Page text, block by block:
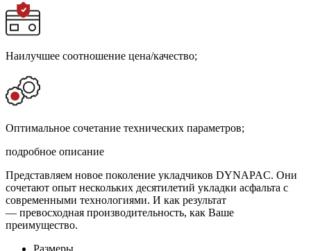
Наилучшее соотношение цена/качество;
Оптимальное сочетание технических параметров;
подробное описание
Представляем новое поколение укладчиков DYNAPAC. Они
сочетают опыт нескольких десятилетий укладки асфальта с
современными технологиями. И как результат
— превосходная производительность, как Ваше
преимущество.
Размеры